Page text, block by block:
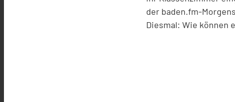
der baden.fm-
Diesmal: Wie können